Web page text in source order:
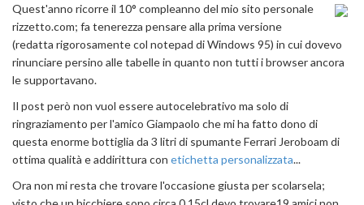
Quest'anno ricorre il 10° compleanno del mio sito personale
rizzetto.com; fa tenerezza pensare alla prima versione
(redatta rigorosamente col notepad di Windows 95) in cui dovevo
rinunciare persino alle tabelle in quanto non tutti i browser ancora
le supportavano.
Il post però non vuol essere autocelebrativo ma solo di
ringraziamento per l'amico Giampaolo che mi ha fatto dono di
questa enorme bottiglia da 3 litri di spumante Ferrari Jeroboam di
ottima qualità e addirittura con etichetta personalizzata...
Ora non mi resta che trovare l'occasione giusta per scolarsela;